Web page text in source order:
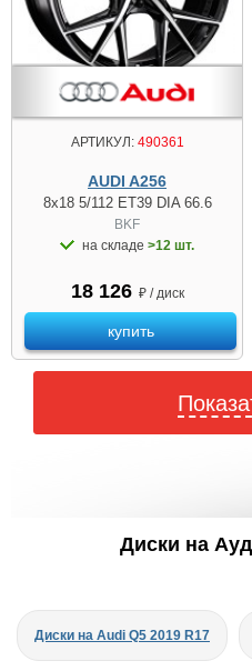
АРТИКУЛ:490361
AUDI A256
8x18 5/112 ET39 DIA 66.6
BKF
на складе >12 шт.
18 126 ₽ / диск
купить
Диски на
Диски на Audi Q5 2019 R17